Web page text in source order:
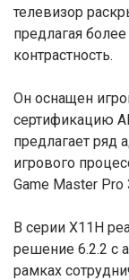
телевизор
предлагая
контрастность.
Он оснащен
сертификацию
предлагает ряд
игрового
Game Master Pro
В серии X11H
решение 6.2.2 с
рамках